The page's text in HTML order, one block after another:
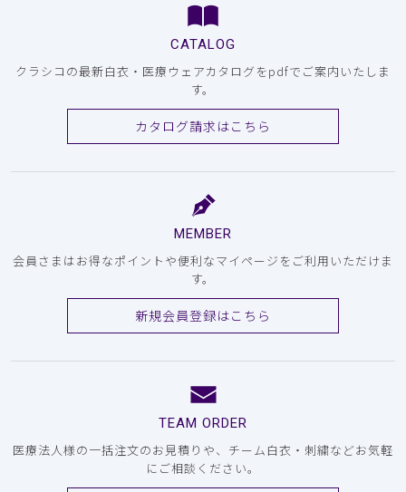
CATALOG
クラシコの最新白衣・医療ウェアカタログをpdfでご案内いたしま
す。
カタログ請求はこちら
MEMBER
会員さまはお得なポイントや便利なマイページをご利用いただけま
す。
新規会員登録はこちら
TEAM ORDER
医療法人様の一括注文のお見積りや、チーム白衣・刺繍などお気軽
にご相談ください。